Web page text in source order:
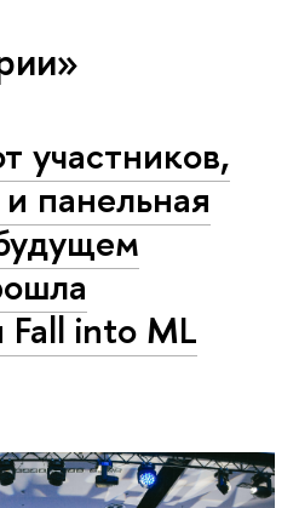
участников,
панельная
into ML